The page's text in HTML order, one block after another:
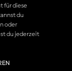
vorbehalten.
für diese
du
oder
du jederzeit